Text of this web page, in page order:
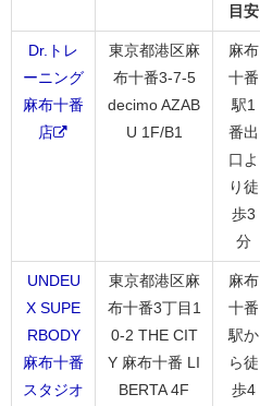
目安
Dr.トレ
ーニング
麻布十番
店
東京都港区麻
布十番3-7-5
decimo AZAB
U 1F/B1
麻布
十番
駅1
番出
口よ
り徒
歩3
分
UNDEU
X SUPE
RBODY
麻布十番
スタジオ
東京都港区麻
布十番3丁目1
0-2 THE CIT
Y 麻布十番 LI
BERTA 4F
麻布
十番
駅か
ら徒
歩4